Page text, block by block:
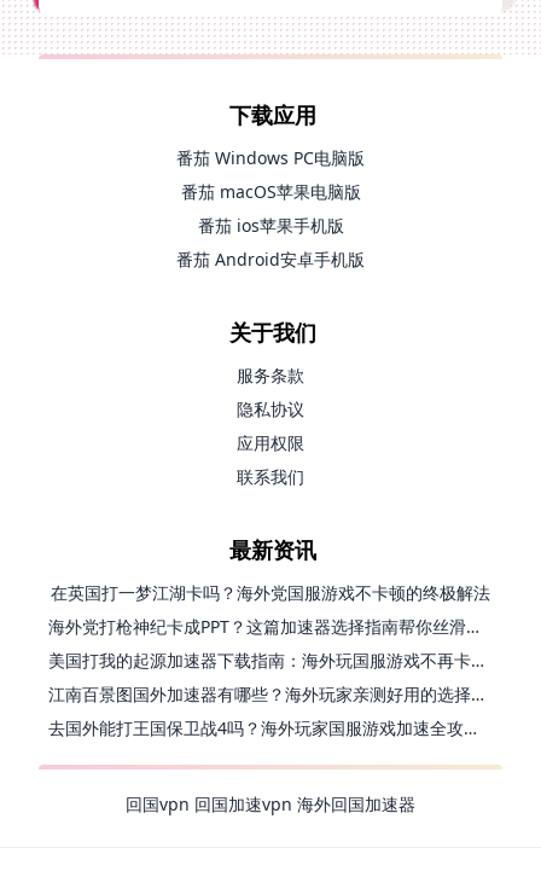
下载应用
番茄 Windows PC电脑版
番茄 macOS苹果电脑版
番茄 ios苹果手机版
番茄 Android安卓手机版
关于我们
服务条款
隐私协议
应用权限
联系我们
最新资讯
在英国打一梦江湖卡吗？海外党国服游戏不卡顿的终极解法
海外党打枪神纪卡成PPT？这篇加速器选择指南帮你丝滑上分
美国打我的起源加速器下载指南：海外玩国服游戏不再卡的终极方案
江南百景图国外加速器有哪些？海外玩家亲测好用的选择与避坑指南
去国外能打王国保卫战4吗？海外玩家国服游戏加速全攻略（附公主连结幻想江湖实测）
回国vpn 回国加速vpn 海外回国加速器